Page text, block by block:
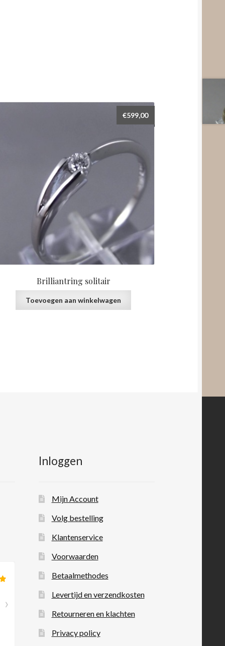
Brilliantring solitair
€599,00
Toevoegen aan winkelwagen
Inloggen
Mijn Account
Volg bestelling
Klantenservice
Voorwaarden
Betaalmethodes
Levertijd en verzendkosten
Retourneren en klachten
Privacy policy